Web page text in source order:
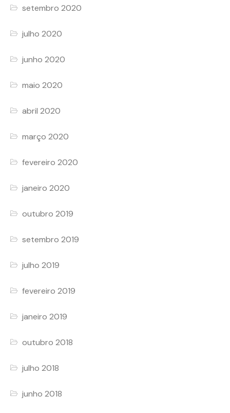
setembro 2020
julho 2020
junho 2020
maio 2020
abril 2020
março 2020
fevereiro 2020
janeiro 2020
outubro 2019
setembro 2019
julho 2019
fevereiro 2019
janeiro 2019
outubro 2018
julho 2018
junho 2018